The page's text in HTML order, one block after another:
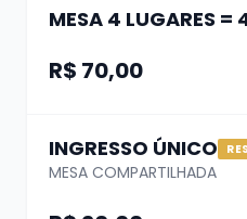
distribuição das mesas
horário de chegada
chegar, melhor a mesa.
Pedimos que caso
especiais de
sejamos avisados pelo
MESA 4 LUGARES =
R$ 70,00
INGRESSO ÚNICO
MESA COMPARTILHADA